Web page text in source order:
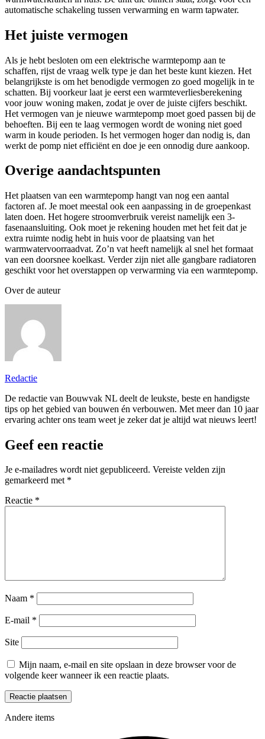
automatische schakeling tussen verwarming en warm tapwater.
Het juiste vermogen
Als je hebt besloten om een elektrische warmtepomp aan te
schaffen, rijst de vraag welk type je dan het beste kunt kiezen. Het
belangrijkste is om het benodigde vermogen zo goed mogelijk in te
schatten. Bij voorkeur laat je eerst een warmteverliesberekening
voor jouw woning maken, zodat je over de juiste cijfers beschikt.
Het vermogen van je nieuwe warmtepomp moet goed passen bij de
behoeften. Bij een te laag vermogen wordt de woning niet goed
warm in koude perioden. Is het vermogen hoger dan nodig is, dan
werkt de pomp niet efficiënt en doe je een onnodig dure aankoop.
Overige aandachtspunten
Het plaatsen van een warmtepomp hangt van nog een aantal
factoren af. Je moet meestal ook een aanpassing in de groepenkast
laten doen. Het hogere stroomverbruik vereist namelijk een 3-
fasenaansluiting. Ook moet je rekening houden met het feit dat je
extra ruimte nodig hebt in huis voor de plaatsing van het
warmwatervoorraadvat. Zo’n vat heeft namelijk al snel het formaat
van een doorsnee koelkast. Verder zijn niet alle gangbare radiatoren
geschikt voor het overstappen op verwarming via een warmtepomp.
Over de auteur
Redactie
De redactie van Bouwvak NL deelt de leukste, beste en handigste
tips op het gebied van bouwen én verbouwen. Met meer dan 10 jaar
ervaring achter ons team weet je zeker dat je altijd wat nieuws leert!
Geef een reactie
Je e-mailadres wordt niet gepubliceerd. Vereiste velden zijn
gemarkeerd met *
Reactie *
Naam *
E-mail *
Site
Mijn naam, e-mail en site opslaan in deze browser voor de
volgende keer wanneer ik een reactie plaats.
Andere items